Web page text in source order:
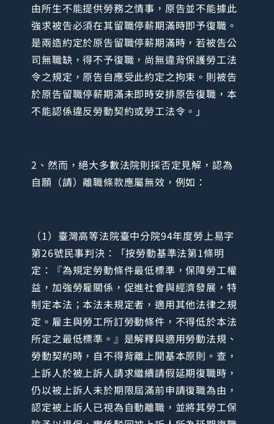
由所生不能提供勞務之情事，原告並不能據此
強求被告必須在其留職停薪期滿時即予復職。
是兩造約定於原告留職停薪期滿時，若被告公
司無職缺，得不予復職，尚無違背保護勞工法
令之規定，原告自應受此約定之拘束。則被告
於原告留職停薪期滿未即時安排原告復職，本
不能認係違反勞動契約或勞工法令。」
2、然而，絕大多數法院則採否定見解，認為
自願（請）離職條款應屬無效，例如：
（1）臺灣高等法院臺中分院94年度勞上易字
第26號民事判決：「按勞動基準法第1條明
定：『為規定勞動條件最低標準，保障勞工權
益，加強勞雇關係，促進社會與經濟發展，特
制定本法；本法未規定者，適用其他法律之規
定。雇主與勞工所訂勞動條件，不得低於本法
所定之最低標準。』是解釋與適用勞動法規、
勞動契約時，自不得背離上開基本原則。查，
上訴人於被上訴人請求繼續請假延期復職時，
仍以被上訴人未於期限屆滿前申請復職為由，
認定被上訴人已視為自動離職，並將其勞工保